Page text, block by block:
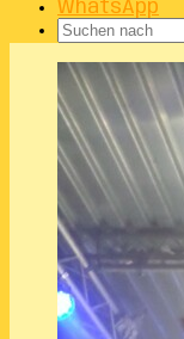
WhatsApp